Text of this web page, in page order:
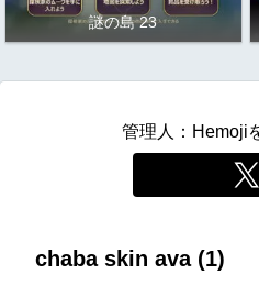
謎の島 23
管理人：Hemoji
chaba skin ava (1)